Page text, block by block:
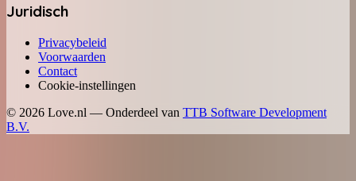
Juridisch
Privacybeleid
Voorwaarden
Contact
Cookie-instellingen
© 2026 Love.nl — Onderdeel van TTB Software Development
B.V.